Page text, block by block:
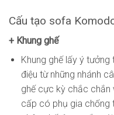
Cấu tạo sofa
+ Khung ghế
Khung ghế lấy ý
điệu từ những nhánh
ghế cực kỳ chắc chắn
cấp có phụ gia chống